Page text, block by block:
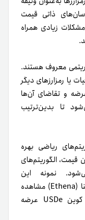
ذاتی قیمت
زیادی همراه
معروف هستند.
یا رمزارزهای دیگر
و تقاضای آن‌ها
تا بدین‌ترتیب
ریاضی بهره
قیمت، الگوریتم‌های
نمونه این
استیبل‌کوین‌ها را می‌توان در اکوسیستم اِتِنا (Ethena) مشاهده
کرد. در قالب این اکوسیستم، استیبل کوین USDe عرضه